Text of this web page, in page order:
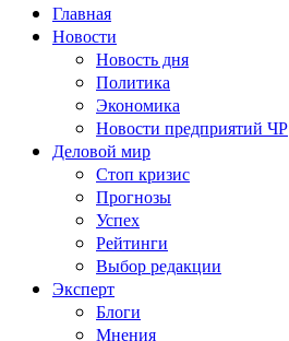
Главная
Новости
Новость дня
Политика
Экономика
Новости предприятий ЧР
Деловой мир
Стоп кризис
Прогнозы
Успех
Рейтинги
Выбор редакции
Эксперт
Блоги
Мнения